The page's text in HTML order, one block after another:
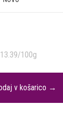
13.39/100g